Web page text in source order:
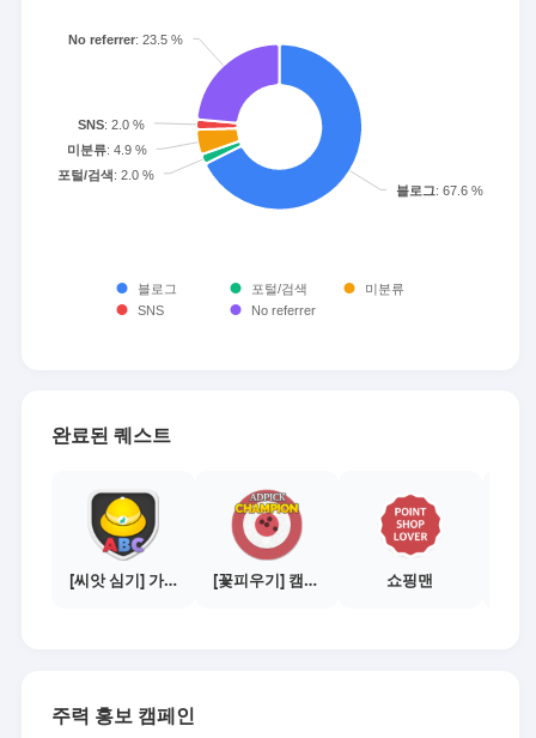
완료된 퀘스트
[씨앗 심기] 가이드보기 - 매체별 활동 가이드 [꽃피우기] 캠페인 전환하기 - 500건 쇼핑맨
주력 홍보 캠페인